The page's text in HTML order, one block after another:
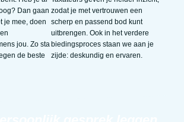
Dan gaan
je mee, doen
jou. Zo sta
de beste
zodat je met vertrouwen een
scherp en passend bod kunt
uitbrengen. Ook in het verdere
biedingsproces staan we aan je
zijde: deskundig en ervaren.